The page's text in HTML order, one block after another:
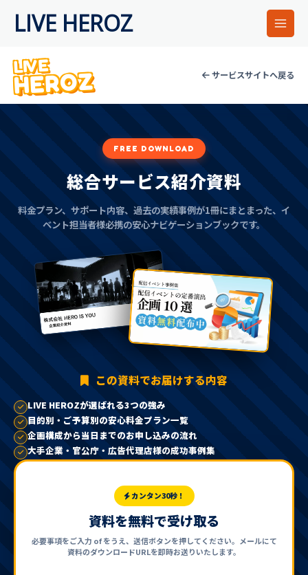
LIVE HEROZ
LIVE
HEROZ サービスサイトへ戻る
FREE DOWNLOAD
総合サービス紹介資料
料金プラン、サポート内容、過去の実績事例が1冊にまとまった、イ
ベント担当者様必携の安心ナビゲーションブックです。
この資料でお届けする内容
LIVE HEROZが選ばれる3つの強み
目的別・ご予算別の安心料金プラン一覧
企画構成から当日までのお申し込みの流れ
大手企業・官公庁・広告代理店様の成功事例集
カンタン30秒！
資料を無料で受け取る
必要事項をご入力 of をうえ、送信ボタンを押してください。 メールにて
資料のダウンロードURLを即時お送りいたします。